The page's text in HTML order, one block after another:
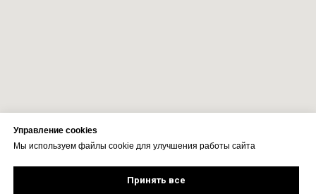
Управление cookies
Мы используем файлы cookie для улучшения работы сайта
Принять все